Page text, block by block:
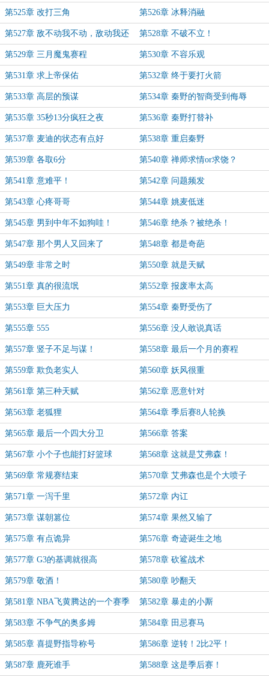
第525章 改打三角 第526章 冰释消融
第527章 敌不动我不动，敌动我还
不动
第528章 不破不立！
第529章 三月魔鬼赛程 第530章 不容乐观
第531章 求上帝保佑 第532章 终于要打火箭
第533章 高层的预谋 第534章 秦野的智商受到侮辱
第535章 35秒13分疯狂之夜 第536章 秦野打替补
第537章 麦迪的状态有点好 第538章 重启秦野
第539章 各取6分 第540章 禅师求情or求饶？
第541章 意难平！ 第542章 问题频发
第543章 心疼哥哥 第544章 姚麦低迷
第545章 男到中年不如狗哇！ 第546章 绝杀？被绝杀！
第547章 那个男人又回来了 第548章 都是奇葩
第549章 非常之时 第550章 就是天赋
第551章 真的很流氓 第552章 报废率太高
第553章 巨大压力 第554章 秦野受伤了
第555章 555 第556章 没人敢说真话
第557章 竖子不足与谋！ 第558章 最后一个月的赛程
第559章 欺负老实人 第560章 妖风很重
第561章 第三种天赋 第562章 恶意针对
第563章 老狐狸 第564章 季后赛8人轮换
第565章 最后一个四大分卫 第566章 答案
第567章 小个子也能打好篮球 第568章 这就是艾弗森！
第569章 常规赛结束 第570章 艾弗森也是个大喷子
第571章 一泻千里 第572章 内讧
第573章 谋朝篡位 第574章 果然又输了
第575章 有点诡异 第576章 奇迹诞生之地
第577章 G3的基调就很高 第578章 砍鲨战术
第579章 敬酒！ 第580章 吵翻天
第581章 NBA飞黄腾达的一个赛季 第582章 暴走的小厮
第583章 不争气的奥多姆 第584章 田忌赛马
第585章 喜提野指导称号 第586章 逆转！2比2平！
第587章 鹿死谁手 第588章 这是季后赛！